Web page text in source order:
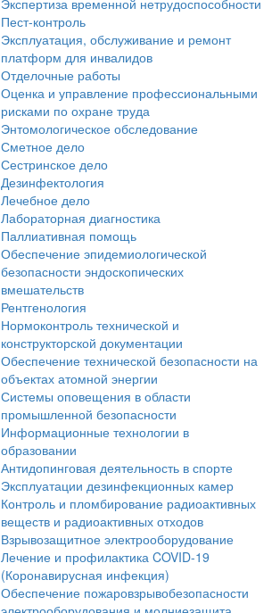
Пест-контроль
Эксплуатация, обслуживание и ремонт
платформ для инвалидов
Отделочные работы
Оценка и управление профессиональными
рисками по охране труда
Энтомологическое обследование
Сметное дело
Сестринское дело
Дезинфектология
Лечебное дело
Лабораторная диагностика
Паллиативная помощь
Обеспечение эпидемиологической
безопасности эндоскопических
вмешательств
Рентгенология
Нормоконтроль технической и
конструкторской документации
Обеспечение технической безопасности на
объектах атомной энергии
Системы оповещения в области
промышленной безопасности
Информационные технологии в
образовании
Антидопинговая деятельность в спорте
Эксплуатации дезинфекционных камер
Контроль и пломбирование радиоактивных
веществ и радиоактивных отходов
Взрывозащитное электрооборудование
Лечение и профилактика COVID-19
(Коронавирусная инфекция)
Обеспечение пожаровзрывобезопасности